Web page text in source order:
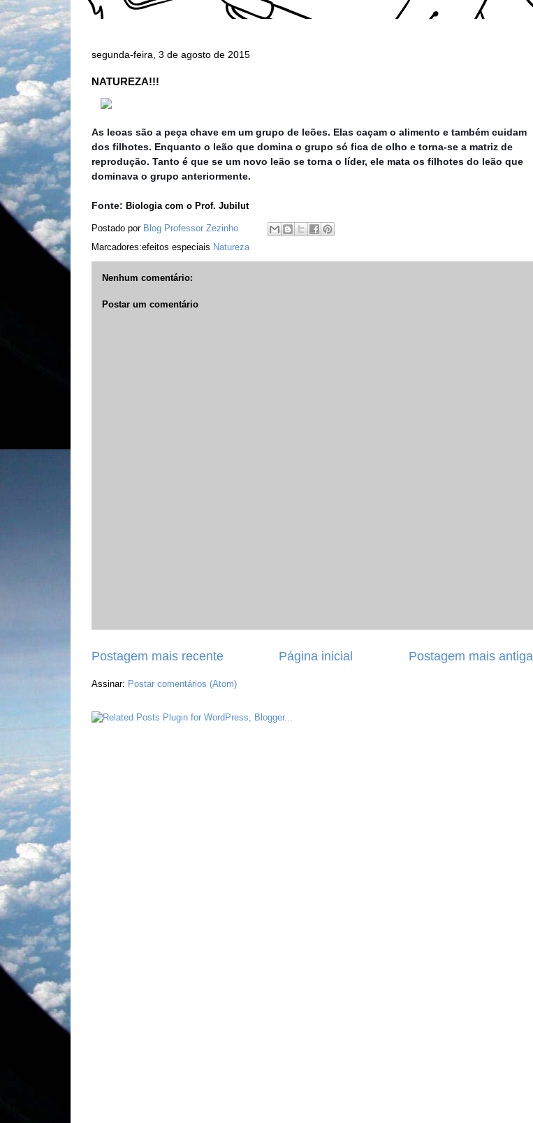
segunda-feira, 3 de agosto de 2015
NATUREZA!!!
As leoas são a peça chave em um grupo de leões. Elas caçam o alimento e também cuidam
dos filhotes. Enquanto o leão que domina o grupo só fica de olho e torna-se a matriz de
reprodução. Tanto é que se um novo leão se torna o líder, ele mata os filhotes do leão que
dominava o grupo anteriormente.
Fonte: Biologia com o Prof. Jubilut
Postado por Blog Professor Zezinho
Marcadores:efeitos especiais Natureza
Nenhum comentário:
Postar um comentário
Postagem mais recente Postagem mais antiga
Página inicial
Assinar: Postar comentários (Atom)